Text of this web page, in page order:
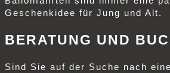
Geschenkidee für Jung und Alt.
BERATUNG UND
Sind Sie auf der Suche nach